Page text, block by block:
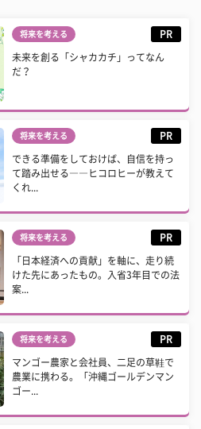
将来を考える PR
未来を創る「シャカカチ」ってなん
だ？
将来を考える PR
できる準備をしておけば、自信を持っ
て踏み出せる――ヒコロヒーが教えて
くれ...
将来を考える PR
「日本経済への貢献」を軸に、走り続
けた先にあったもの。入省3年目での法
案...
将来を考える PR
マンゴー農家と会社員、二足の草鞋で
農業に携わる。「沖縄ゴールデンマン
ゴー...